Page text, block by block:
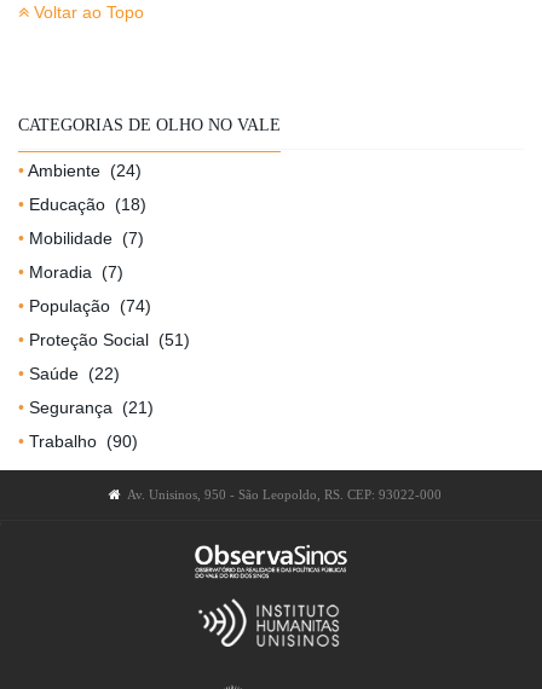
Voltar ao Topo
CATEGORIAS DE OLHO NO VALE
Ambiente (24)
Educação (18)
Mobilidade (7)
Moradia (7)
População (74)
Proteção Social (51)
Saúde (22)
Segurança (21)
Trabalho (90)
Av. Unisinos, 950 - São Leopoldo, RS. CEP: 93022-000